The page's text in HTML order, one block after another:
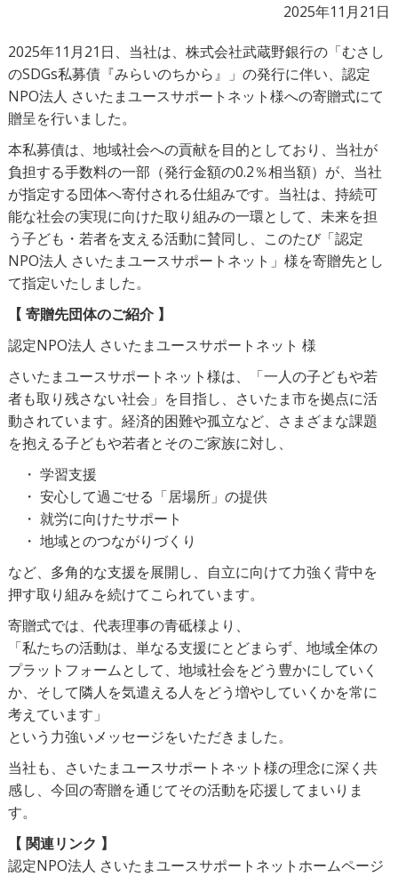
2025年11月21日
2025年11月21日、当社は、株式会社武蔵野銀行の「むさし
のSDGs私募債『みらいのちから』」の発行に伴い、認定
NPO法人 さいたまユースサポートネット様への寄贈式にて
贈呈を行いました。
本私募債は、地域社会への貢献を目的としており、当社が
負担する手数料の一部（発行金額の0.2％相当額）が、当社
が指定する団体へ寄付される仕組みです。当社は、持続可
能な社会の実現に向けた取り組みの一環として、未来を担
う子ども・若者を支える活動に賛同し、このたび「認定
NPO法人 さいたまユースサポートネット」様を寄贈先とし
て指定いたしました。
【 寄贈先団体のご紹介 】
認定NPO法人 さいたまユースサポートネット 様
さいたまユースサポートネット様は、「一人の子どもや若
者も取り残さない社会」を目指し、さいたま市を拠点に活
動されています。経済的困難や孤立など、さまざまな課題
を抱える子どもや若者とそのご家族に対し、
・ 学習支援
・ 安心して過ごせる「居場所」の提供
・ 就労に向けたサポート
・ 地域とのつながりづくり
など、多角的な支援を展開し、自立に向けて力強く背中を
押す取り組みを続けてこられています。
寄贈式では、代表理事の青砥様より、
「私たちの活動は、単なる支援にとどまらず、地域全体の
プラットフォームとして、地域社会をどう豊かにしていく
か、そして隣人を気遣える人をどう増やしていくかを常に
考えています」
という力強いメッセージをいただきました。
当社も、さいたまユースサポートネット様の理念に深く共
感し、今回の寄贈を通じてその活動を応援してまいりま
す。
【 関連リンク 】
認定NPO法人 さいたまユースサポートネットホームページ